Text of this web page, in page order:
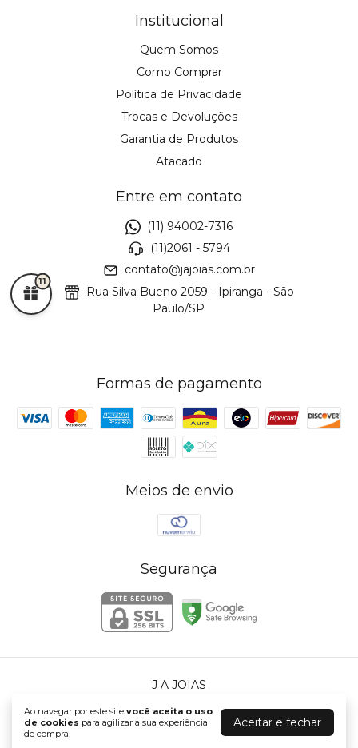
Ao navegar por este site você aceita o uso
de cookies para agilizar a sua experiência
de compra.
Aceitar e fechar
Institucional
Quem Somos
Como Comprar
Política de Privacidade
Trocas e Devoluções
Garantia de Produtos
Atacado
Entre em contato
(11) 94002-7316
(11)2061 - 5794
contato@jajoias.com.br
Rua Silva Bueno 2059 - Ipiranga - São
Paulo/SP
Formas de pagamento
Meios de envio
Segurança
J A JOIAS
11